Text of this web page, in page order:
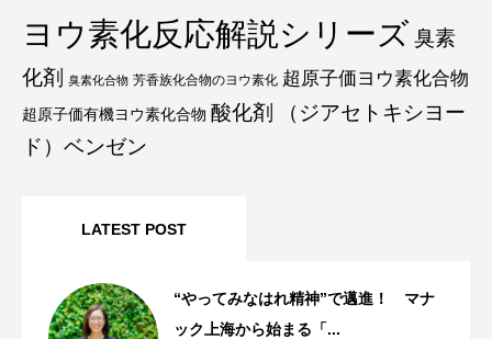
ヨウ素化反応解説シリーズ臭素
化剤
臭素化合物 芳香族化合物のヨウ素化 超原子価ヨウ素化合物
超原子価有機ヨウ素化合物 酸化剤
（ジアセトキシヨー
ド）ベンゼン
LATEST POST
“やってみなはれ精神”で邁進！ マナ
ック上海から始まる「...